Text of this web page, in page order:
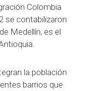
Colombia
se contabilizaron
Medellín, es el
la población
barrios que